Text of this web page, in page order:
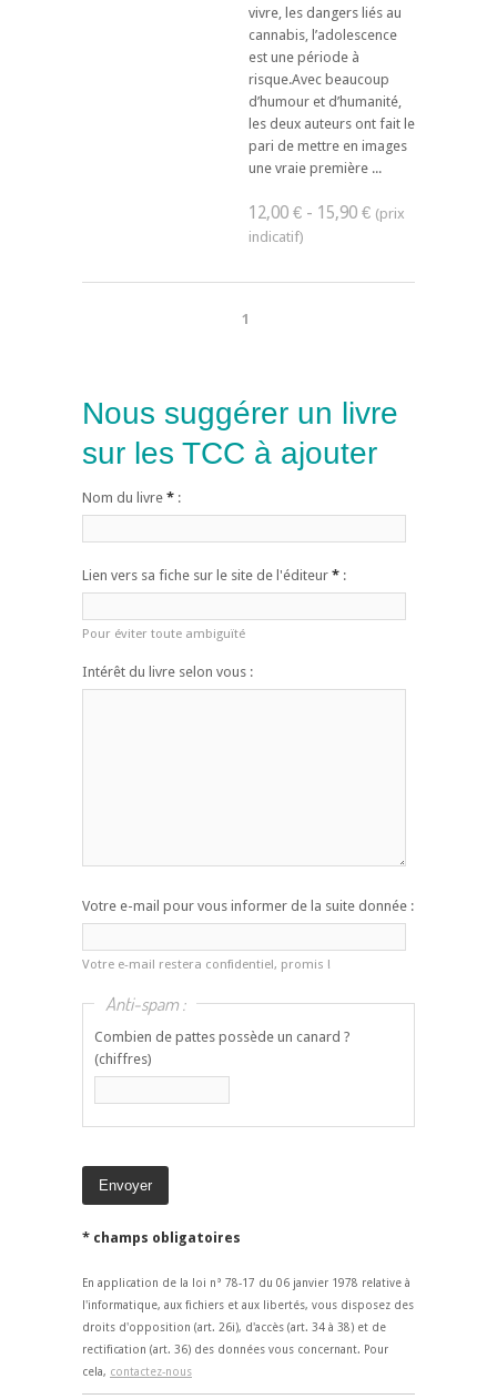
vivre, les dangers liés au
cannabis, l’adolescence
est une période à
risque.Avec beaucoup
d’humour et d’humanité,
les deux auteurs ont fait le
pari de mettre en images
une vraie première ...
12,00 € - 15,90 €
1
Nous suggérer un livre
sur les TCC à ajouter
Nom du livre * :
Lien vers sa fiche sur le site de l'éditeur * :
Pour éviter toute ambiguïté
Intérêt du livre selon vous :
Votre e-mail pour vous informer de la suite donnée :
Votre e-mail restera confidentiel, promis !
Anti-spam :
Combien de pattes possède un canard ?
(chiffres)
* champs obligatoires
En application de la loi n° 78-17 du 06 janvier 1978 relative à
l'informatique, aux fichiers et aux libertés, vous disposez des
droits d'opposition (art. 26i), d'accès (art. 34 à 38) et de
rectification (art. 36) des données vous concernant. Pour
cela, contactez-nous